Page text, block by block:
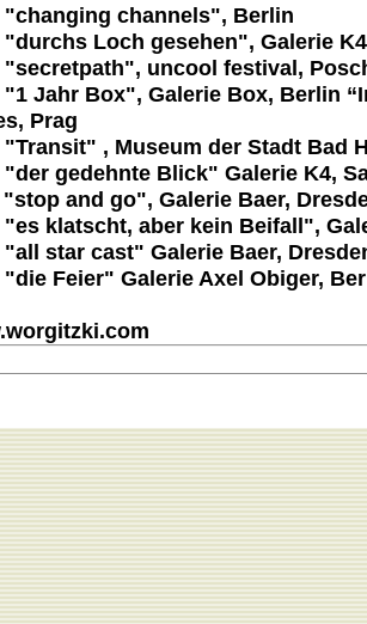
"changing channels", Berlin
"durchs Loch gesehen", Galerie
"secretpath", uncool festival,
"1 Jahr Box", Galerie Box, Berlin
Prag
"Transit" , Museum der Stadt Bad
"der gedehnte Blick" Galerie K4,
"stop and go", Galerie Baer,
"es klatscht, aber kein Beifall",
"all star cast" Galerie Baer,
"die Feier" Galerie Axel Obiger,